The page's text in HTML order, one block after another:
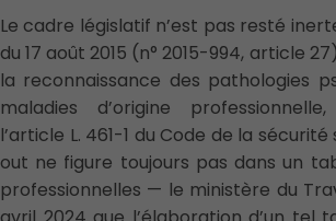
Le cadre législatif n’est pas resté
du 17 août 2015 (n° 2015-994, article
la reconnaissance des pathologies
maladies d’origine
l’article L. 461-1 du Code de la
out ne figure toujours pas dans un
professionnelles — le ministère du